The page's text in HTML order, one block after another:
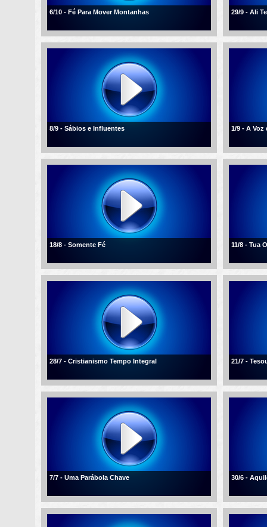
6/10 - Fé Para Mover Montanhas 29/9 - Ali
8/9 - Sábios e Influentes 1/9 - A Voz
18/8 - Somente Fé 11/8 - Tua
28/7 - Cristianismo Tempo Integral 21/7 -
7/7 - Uma Parábola Chave 30/6 -